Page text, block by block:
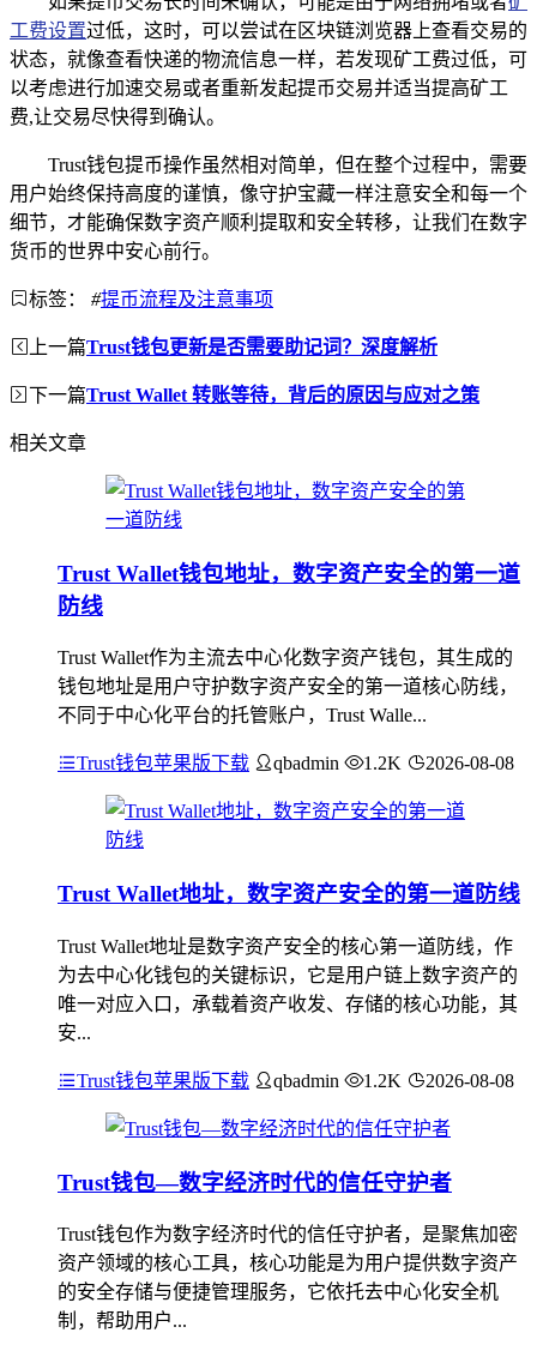
工费设置过低，这时，可以尝试在区块链浏览器上查看交易的
状态，就像查看快递的物流信息一样，若发现矿工费过低，可
以考虑进行加速交易或者重新发起提币交易并适当提高矿工
费,让交易尽快得到确认。
Trust钱包提币操作虽然相对简单，但在整个过程中，需要
用户始终保持高度的谨慎，像守护宝藏一样注意安全和每一个
细节，才能确保数字资产顺利提取和安全转移，让我们在数字
货币的世界中安心前行。
标签： #提币流程及注意事项
上一篇Trust钱包更新是否需要助记词？深度解析
下一篇Trust Wallet 转账等待，背后的原因与应对之策
相关文章
Trust Wallet钱包地址，数字资产安全的第一道
防线
Trust Wallet作为主流去中心化数字资产钱包，其生成的
钱包地址是用户守护数字资产安全的第一道核心防线，
不同于中心化平台的托管账户，Trust Walle...
Trust钱包苹果版下载 qbadmin 1.2K 2026-08-08
Trust Wallet地址，数字资产安全的第一道防线
Trust Wallet地址是数字资产安全的核心第一道防线，作
为去中心化钱包的关键标识，它是用户链上数字资产的
唯一对应入口，承载着资产收发、存储的核心功能，其
安...
Trust钱包苹果版下载 qbadmin 1.2K 2026-08-08
Trust钱包—数字经济时代的信任守护者
Trust钱包作为数字经济时代的信任守护者，是聚焦加密
资产领域的核心工具，核心功能是为用户提供数字资产
的安全存储与便捷管理服务，它依托去中心化安全机
制，帮助用户...